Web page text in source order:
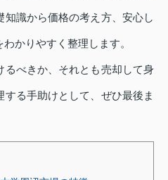
識から価格の考え方、安心し
かりやすく整理します。
べきか、それとも売却して身
る手助けとして、ぜひ最後ま